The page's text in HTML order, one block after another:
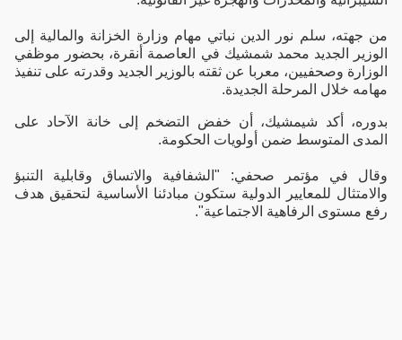
من جهته، سلم نور الدين نباتي مهام وزارة الخزانة والمالية إلى
الوزير الجديد محمد شمشيك في العاصمة أنقرة، بحضور موظفي
الوزارة وصحفيين، معربا عن ثقته بالوزير الجديد وقدرته على تنفيذ
مهامه خلال المرحلة الجديدة.
بدوره، أكد شيمشيك، أن خفض التضخم إلى خانة الآحاد على
المدى المتوسط ضمن أولويات الحكومة.
وقال في مؤتمر صحفي: "الشفافية والاتساق وقابلية التنبؤ
والامتثال للمعايير الدولية ستكون مبادئنا الأساسية لتحقيق هدف
رفع مستوى الرفاهية الاجتماعية".